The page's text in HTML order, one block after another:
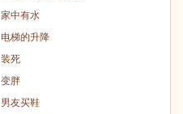
家中有水
电梯的升降
装死
变胖
男友买鞋